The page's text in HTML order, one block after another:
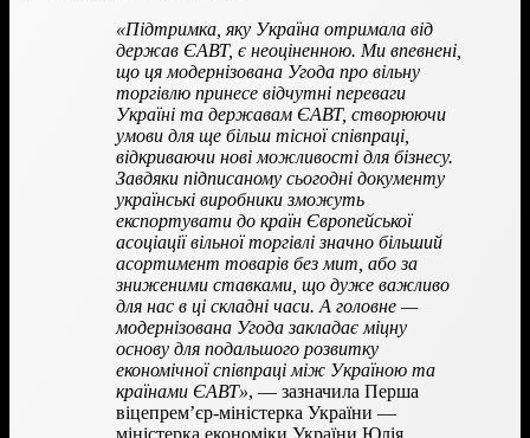
«Підтримка, яку Україна отримала від
держав ЄАВТ, є неоціненною. Ми впевнені,
що ця модернізована Угода про вільну
торгівлю принесе відчутні переваги
Україні та державам ЄАВТ, створюючи
умови для ще більш тісної співпраці,
відкриваючи нові можливості для бізнесу.
Завдяки підписаному сьогодні документу
українські виробники зможуть
експортувати до країн Європейської
асоціації вільної торгівлі значно більший
асортимент товарів без мит, або за
зниженими ставками, що дуже важливо
для нас в ці складні часи. А головне —
модернізована Угода закладає міцну
основу для подальшого розвитку
економічної співпраці між Україною та
країнами ЄАВТ», — зазначила Перша
віцепрем’єр-міністерка України —
міністерка економіки України Юлія